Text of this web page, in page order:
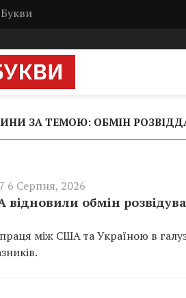
ЗА ТЕМОЮ: ОБМІН
6 Серпня, 2026
відновили обмін
між США та Україною в